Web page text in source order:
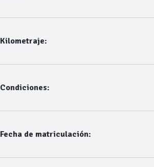
Kilometraje:
Condiciones:
Fecha de matriculación: